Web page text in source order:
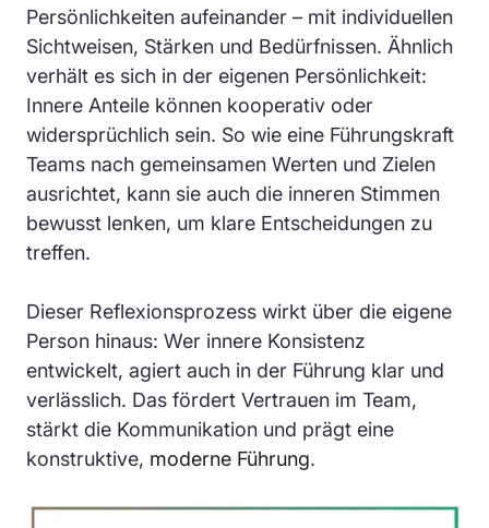
Persönlichkeiten aufeinander – mit individuellen
Sichtweisen, Stärken und Bedürfnissen. Ähnlich
verhält es sich in der eigenen Persönlichkeit:
Innere Anteile können kooperativ oder
widersprüchlich sein. So wie eine Führungskraft
Teams nach gemeinsamen Werten und Zielen
ausrichtet, kann sie auch die inneren Stimmen
bewusst lenken, um klare Entscheidungen zu
treffen.
Dieser Reflexionsprozess wirkt über die eigene
Person hinaus: Wer innere Konsistenz
entwickelt, agiert auch in der Führung klar und
verlässlich. Das fördert Vertrauen im Team,
stärkt die Kommunikation und prägt eine
konstruktive, moderne Führung.